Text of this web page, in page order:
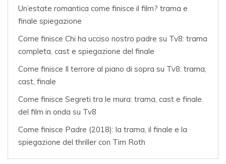
Un’estate romantica come finisce il film? trama e
finale spiegazione
Come finisce Chi ha ucciso nostro padre su Tv8: trama
completa, cast e spiegazione del finale
Come finisce Il terrore al piano di sopra su Tv8: trama,
cast, finale
Come finisce Segreti tra le mura: trama, cast e finale
del film in onda su Tv8
Come finisce Padre (2018): la trama, il finale e la
spiegazione del thriller con Tim Roth